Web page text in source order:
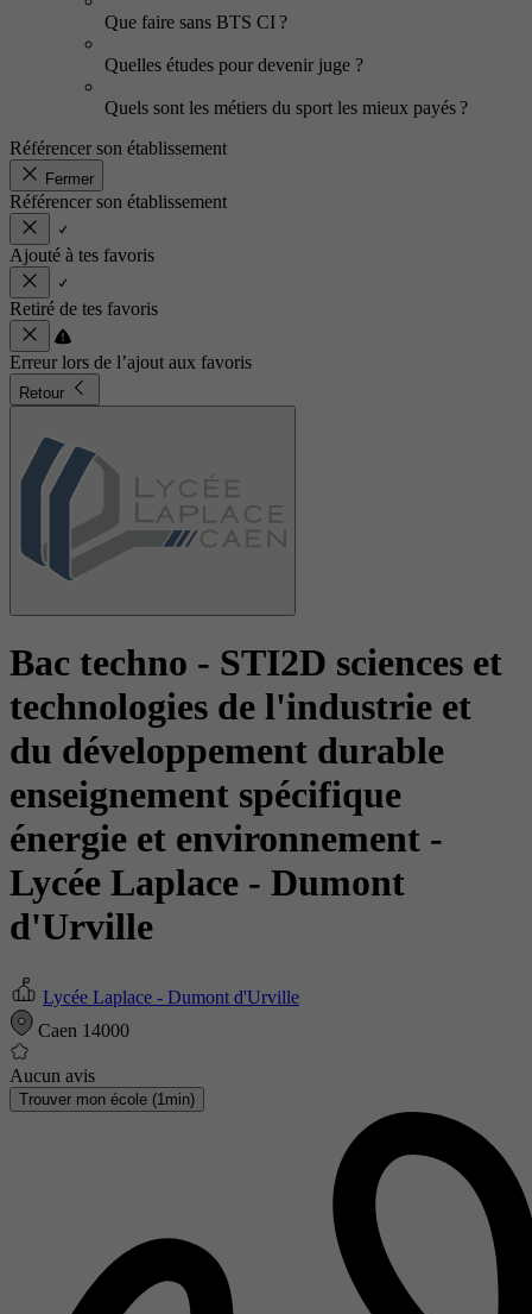
Que faire sans BTS CI ?
Quelles études pour devenir juge ?
Quels sont les métiers du sport les mieux payés ?
Référencer son établissement
Fermer
Référencer son établissement
Ajouté à tes favoris
Retiré de tes favoris
Erreur lors de l’ajout aux favoris
Retour
Bac techno - STI2D sciences et
technologies de l'industrie et
du développement durable
enseignement spécifique
énergie et environnement -
Lycée Laplace - Dumont
d'Urville
Lycée Laplace - Dumont d'Urville
Caen 14000
Aucun avis
Trouver mon école (1min)